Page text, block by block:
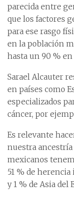
parecida entre
que los factores
para ese rasgo
en la población
hasta un 90 % en
Sarael Alcauter
en países como
especializados
cáncer, por
Es relevante
nuestra ancestría
mexicanos
51 % de
y 1 % de Asia del